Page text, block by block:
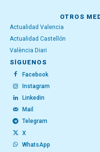
OTROS
Actualidad Valencia
Actualidad Castellón
València Diari
SÍGUENOS
Facebook
Instagram
Linkedin
Mail
Telegram
X
WhatsApp